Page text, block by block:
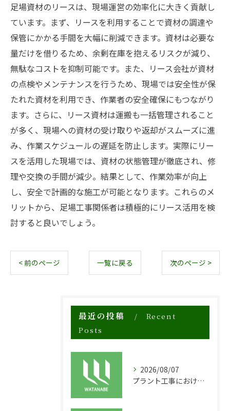
足場資材のリースは、現場運営の効率化に大きく貢献し
ています。まず、リースを利用することで資材の調達や
保管にかかる手間を大幅に削減できます。資材は必要な
量だけを借りるため、余剰在庫を抱えるリスクが減り、
無駄なコストを抑制可能です。また、リース会社が資材
の点検やメンテナンスを行うため、現場では安全性が保
たれた資材を利用でき、作業者の安全確保にもつながり
ます。さらに、リース資材は運搬も一括管理されること
が多く、現場への資材の受け取りや返却がスムーズに進
み、作業スケジュールの遅延を防止します。実際にリー
スを活用した現場では、資材の状態管理が徹底され、修
理や交換の手間が減少。結果として、作業効率が向上
し、安全で計画的な施工が可能となります。これらのメ
リットから、足場工事関係者は積極的にリース活用を検
討すると良いでしょう。
< 前のページ 一覧に戻る 次のページ >
最近の投稿
Recent
Posts
2026/08/07
プラント工事における足場工事の安全対策と施工の重要性